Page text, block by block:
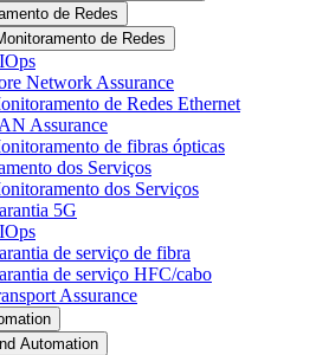
de Redes
de Redes
Network Assurance
de Redes Ethernet
Assurance
de fibras ópticas
dos Serviços
dos Serviços
5G
de serviço de fibra
de serviço HFC/cabo
Assurance
Automation